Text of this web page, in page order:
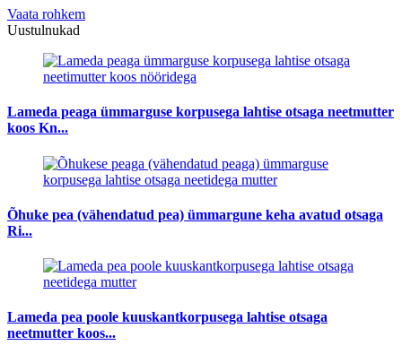
Vaata rohkem
Uustulnukad
Lameda peaga ümmarguse korpusega lahtise otsaga neetmutter
koos Kn...
Õhuke pea (vähendatud pea) ümmargune keha avatud otsaga
Ri...
Lameda pea poole kuuskantkorpusega lahtise otsaga
neetmutter koos...